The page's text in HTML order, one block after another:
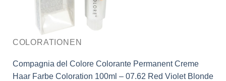
COLORATIONEN
Compagnia del Colore Colorante Permanent Creme
Haar Farbe Coloration 100ml – 07.62 Red Violet Blonde